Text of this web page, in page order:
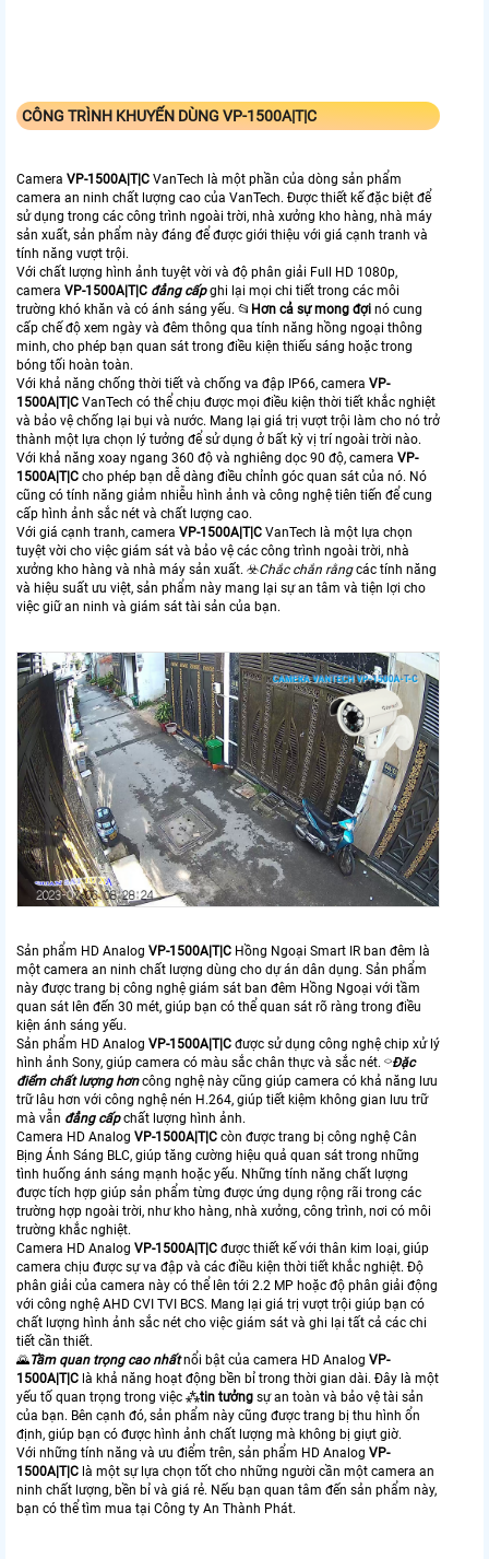
CÔNG TRÌNH KHUYẾN DÙNG VP-1500A|T|C
Camera VP-1500A|T|C VanTech là một phần của dòng sản phẩm
camera an ninh chất lượng cao của VanTech. Được thiết kế đặc biệt để
sử dụng trong các công trình ngoài trời, nhà xưởng kho hàng, nhà máy
sản xuất, sản phẩm này đáng để được giới thiệu với giá cạnh tranh và
tính năng vượt trội.
Với chất lượng hình ảnh tuyệt vời và độ phân giải Full HD 1080p,
camera VP-1500A|T|C đẳng cấpghi lại mọi chi tiết trong các môi
trường khó khăn và có ánh sáng yếu. 📂 Hơn cả sự mong đợi nó cung
cấp chế độ xem ngày và đêm thông qua tính năng hồng ngoại thông
minh, cho phép bạn quan sát trong điều kiện thiếu sáng hoặc trong
bóng tối hoàn toàn.
Với khả năng chống thời tiết và chống va đập IP66, camera VP-
1500A|T|C VanTech có thể chịu được mọi điều kiện thời tiết khắc nghiệt
và bảo vệ chống lại bụi và nước. Mang lại giá trị vượt trội làm cho nó trở
thành một lựa chọn lý tưởng để sử dụng ở bất kỳ vị trí ngoài trời nào.
Với khả năng xoay ngang 360 độ và nghiêng dọc 90 độ, camera VP-
1500A|T|C cho phép bạn dễ dàng điều chỉnh góc quan sát của nó. Nó
cũng có tính năng giảm nhiễu hình ảnh và công nghệ tiên tiến để cung
cấp hình ảnh sắc nét và chất lượng cao.
Với giá cạnh tranh, camera VP-1500A|T|C VanTech là một lựa chọn
tuyệt vời cho việc giám sát và bảo vệ các công trình ngoài trời, nhà
xưởng kho hàng và nhà máy sản xuất. ☣️Chắc chắn rằngcác tính năng
và hiệu suất ưu việt, sản phẩm này mang lại sự an tâm và tiện lợi cho
việc giữ an ninh và giám sát tài sản của bạn.
Sản phẩm HD Analog VP-1500A|T|C Hồng Ngoại Smart IR ban đêm là
một camera an ninh chất lượng dùng cho dự án dân dụng. Sản phẩm
này được trang bị công nghệ giám sát ban đêm Hồng Ngoại với tầm
quan sát lên đến 30 mét, giúp bạn có thể quan sát rõ ràng trong điều
kiện ánh sáng yếu.
Sản phẩm HD Analog VP-1500A|T|C được sử dụng công nghệ chip xử lý
hình ảnh Sony, giúp camera có màu sắc chân thực và sắc nét. ⌔Đặc
điểm chất lượng hơncông nghệ này cũng giúp camera có khả năng lưu
trữ lâu hơn với công nghệ nén H.264, giúp tiết kiệm không gian lưu trữ
mà vẫn đẳng cấpchất lượng hình ảnh.
Camera HD Analog VP-1500A|T|C còn được trang bị công nghệ Cân
Bịng Ánh Sáng BLC, giúp tăng cường hiệu quả quan sát trong những
tình huống ánh sáng mạnh hoặc yếu. Những tính năng chất lượng
được tích hợp giúp sản phẩm từng được ứng dụng rộng rãi trong các
trường hợp ngoài trời, như kho hàng, nhà xưởng, công trình, nơi có môi
trường khắc nghiệt.
Camera HD Analog VP-1500A|T|C được thiết kế với thân kim loại, giúp
camera chịu được sự va đập và các điều kiện thời tiết khắc nghiệt. Độ
phân giải của camera này có thể lên tới 2.2 MP hoặc độ phân giải động
với công nghệ AHD CVI TVI BCS. Mang lại giá trị vượt trội giúp bạn có
chất lượng hình ảnh sắc nét cho việc giám sát và ghi lại tất cả các chi
tiết cần thiết.
🌄Tầm quan trọng cao nhấtnổi bật của camera HD Analog VP-
1500A|T|C là khả năng hoạt động bền bỉ trong thời gian dài. Đây là một
yếu tố quan trọng trong việc ⁂tin tưởng sự an toàn và bảo vệ tài sản
của bạn. Bên cạnh đó, sản phẩm này cũng được trang bị thu hình ổn
định, giúp bạn có được hình ảnh chất lượng mà không bị giựt giờ.
Với những tính năng và ưu điểm trên, sản phẩm HD Analog VP-
1500A|T|C là một sự lựa chọn tốt cho những người cần một camera an
ninh chất lượng, bền bỉ và giá rẻ. Nếu bạn quan tâm đến sản phẩm này,
bạn có thể tìm mua tại Công ty An Thành Phát.